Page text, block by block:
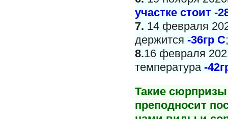
участке стоит -
7. 14 февраля
держится -36гр С;
8.16 февраля
температура -
Такие
преподносит